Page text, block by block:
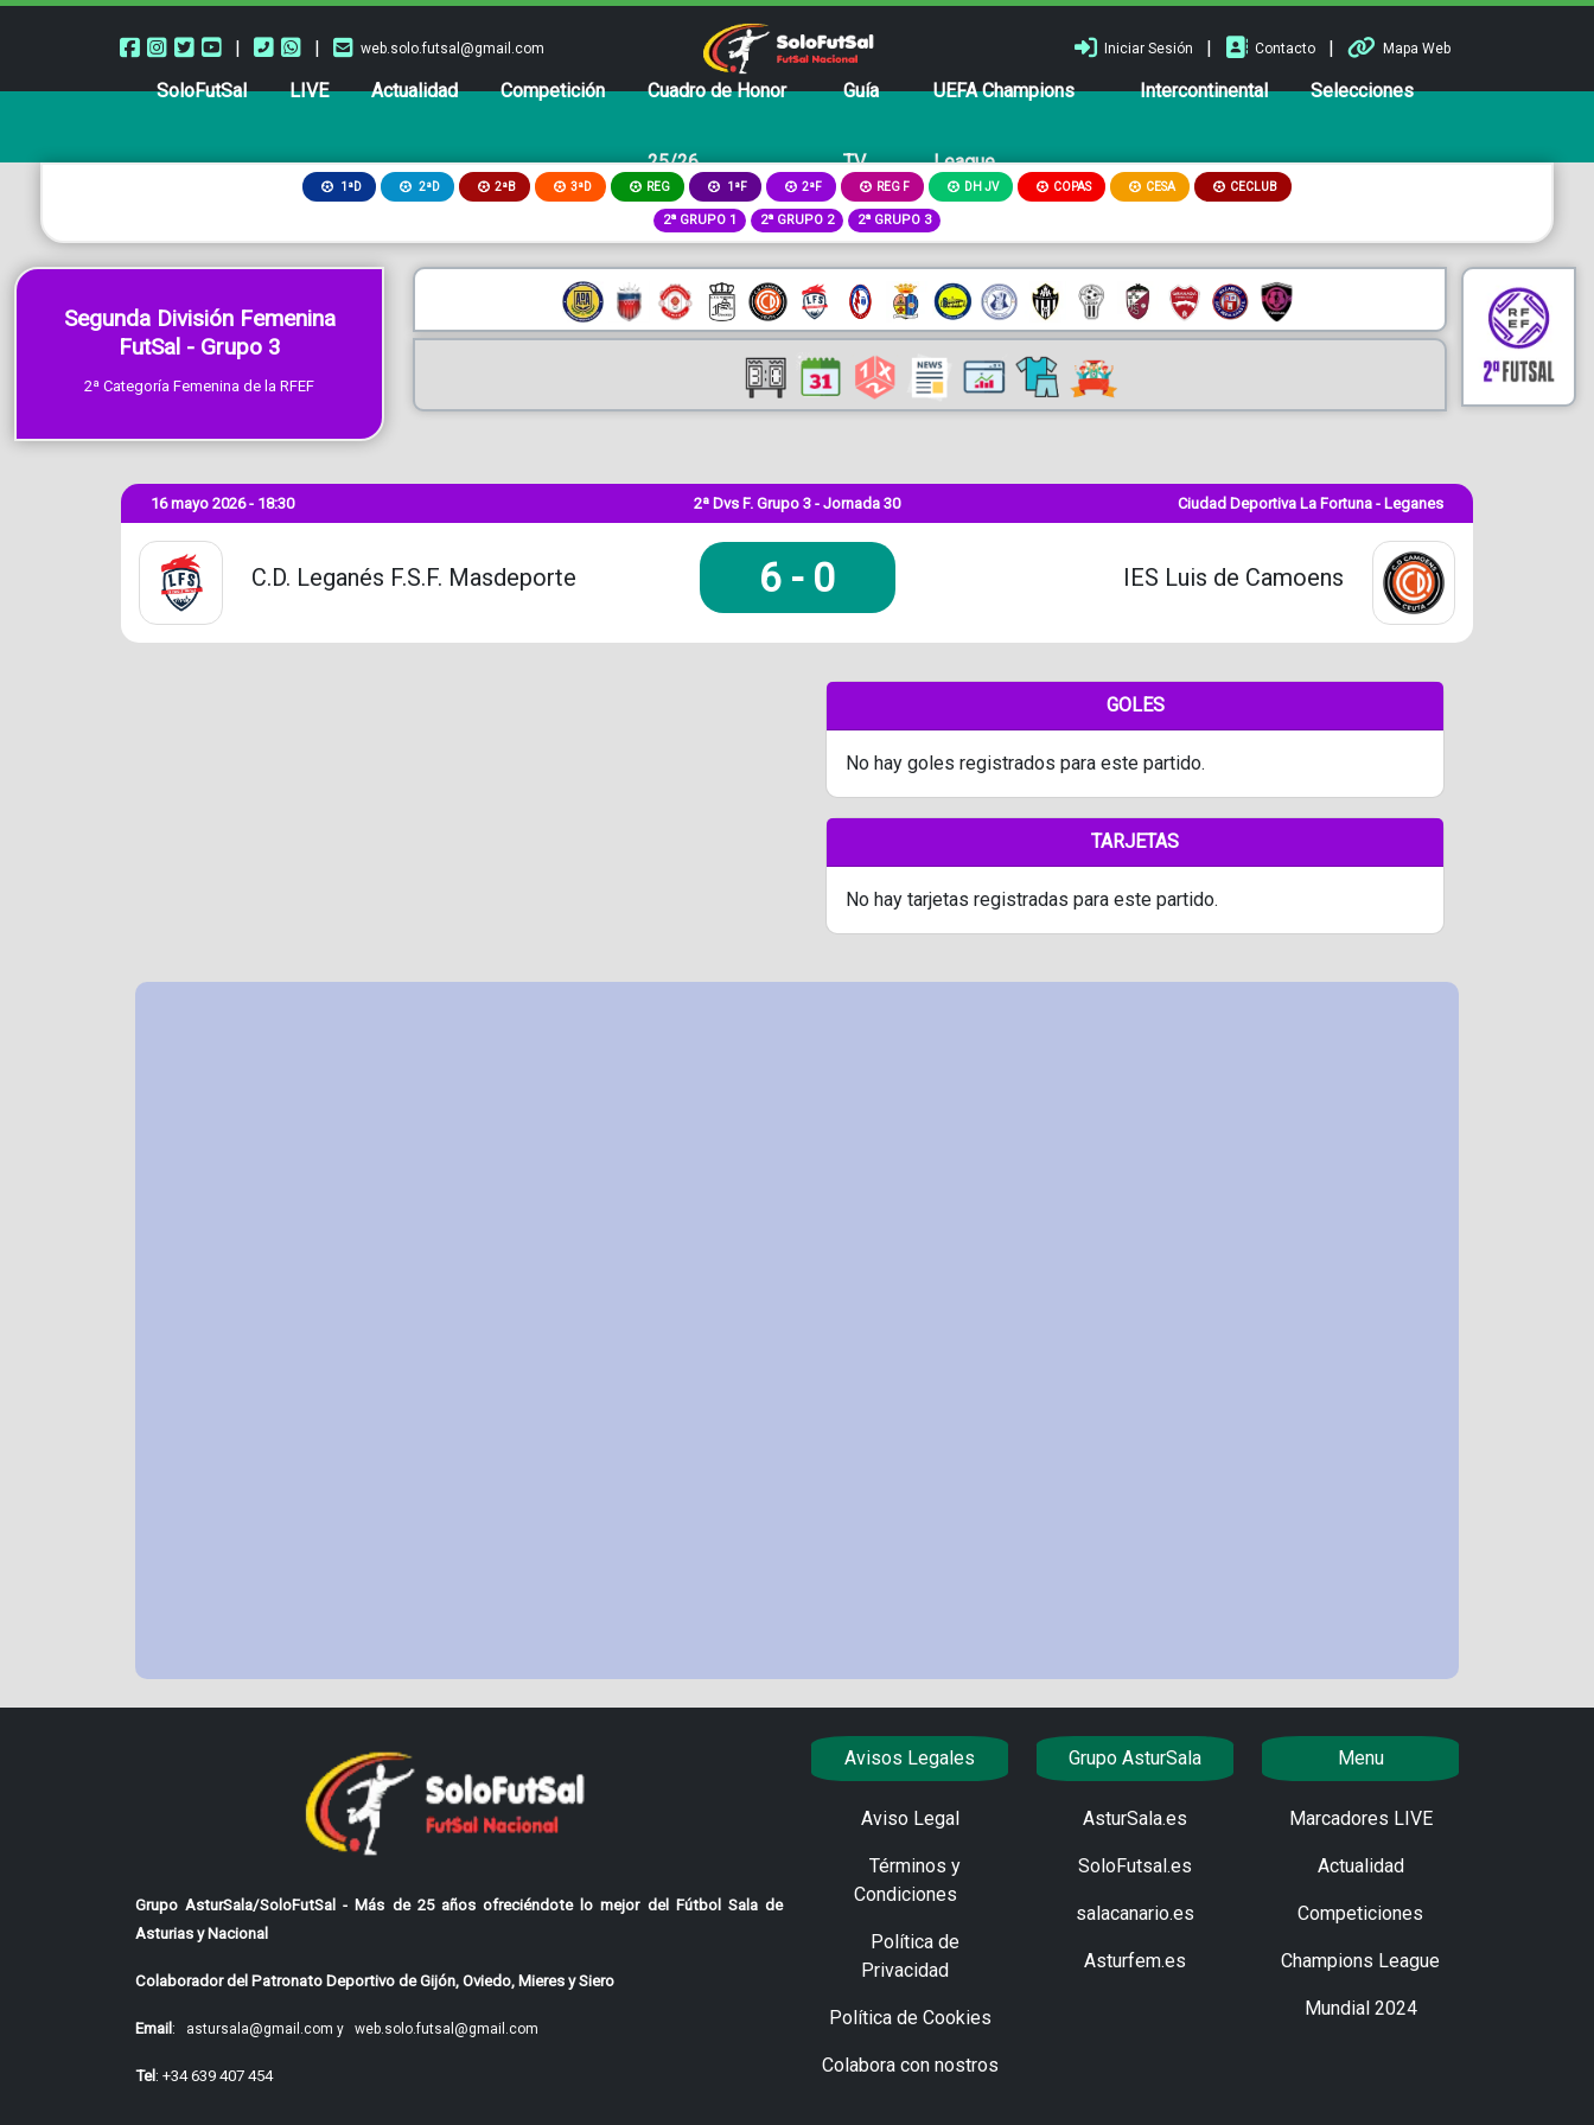
| | web.solo.futsal@gmail.com Iniciar Sesión | Contacto | Mapa Web
SoloFutSal LIVE Actualidad Competición Cuadro de Honor
25/26
Guía
TV
UEFA Champions
League
Intercontinental Selecciones
1ªD 2ªD 2ªB 3ªD REG 1ªF 2ªF REG F DH JV COPAS CESA CECLUB
2ª GRUPO 1 2ª GRUPO 2 2ª GRUPO 3
Segunda División Femenina
FutSal - Grupo 3
2ª Categoría Femenina de la RFEF
16 mayo 2026 - 18:30 2ª Dvs F. Grupo 3 - Jornada 30 Ciudad Deportiva La Fortuna - Leganes
C.D. Leganés F.S.F. Masdeporte 6 - 0 IES Luis de Camoens
GOLES
No hay goles registrados para este partido.
TARJETAS
No hay tarjetas registradas para este partido.
Grupo AsturSala/SoloFutSal - Más de 25 años ofreciéndote lo mejor del Fútbol Sala de
Asturias y Nacional
Colaborador del Patronato Deportivo de Gijón, Oviedo, Mieres y Siero
Email: astursala@gmail.com y web.solo.futsal@gmail.com
Tel: +34 639 407 454
Avisos Legales
Aviso Legal
Términos y
Condiciones
Política de
Privacidad
Política de Cookies
Colabora con nostros
Grupo AsturSala
AsturSala.es
SoloFutsal.es
salacanario.es
Asturfem.es
Menu
Marcadores LIVE
Actualidad
Competiciones
Champions League
Mundial 2024